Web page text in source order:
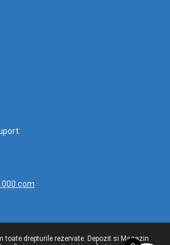
toate drepturile rezervate. Depozit si Magazin